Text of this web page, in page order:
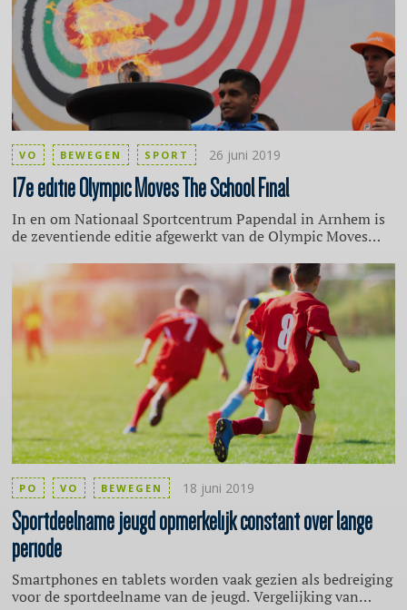
17e editie Olympic Moves The School Final
In en om Nationaal Sportcentrum Papendal in Arnhem is
de zeventiende editie afgewerkt van de Olympic Moves
middelbare scholieren om het nationaal kampioenschap
voor scholen in verschillende sporten. Aan het einde van
de dag waren alle winnaars van de nationale
schoolsportcompetitie 2018-2019 bekend.
VO BEWEGEN SPORT 26 juni 2019
Sportdeelname jeugd opmerkelijk constant over lange
periode
Smartphones en tablets worden vaak gezien als bedreiging
voor de sportdeelname van de jeugd. Vergelijking van
PO VO BEWEGEN 18 juni 2019